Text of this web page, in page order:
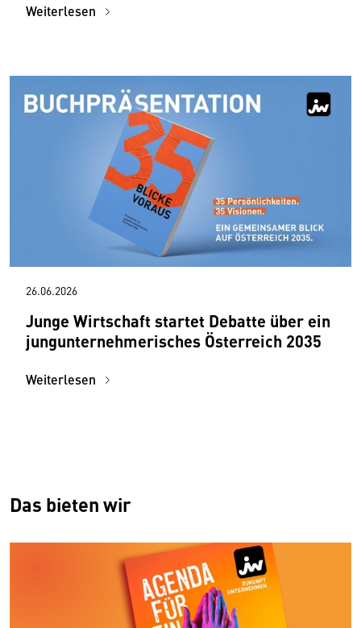
Weiterlesen
26.06.2026
Junge Wirtschaft startet Debatte über ein
jungunternehmerisches Österreich 2035
Weiterlesen
Das bieten wir